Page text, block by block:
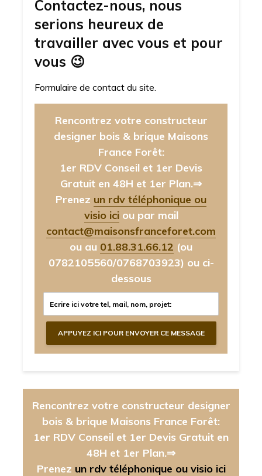
Contactez-nous, nous
serions heureux de
travailler avec vous et pour
vous 😉
Formulaire de contact du site.
Rencontrez votre constructeur
designer bois & brique Maisons
France Forêt:
1er RDV Conseil et 1er Devis
Gratuit en 48H et 1er Plan.⇒
Prenez un rdv téléphonique ou
visio iciou par mail
contact@maisonsfranceforet.com
ou au 01.88.31.66.12 (ou
0782105560/0768703923) ou ci-
dessous
Rencontrez votre constructeur designer
bois & brique Maisons France Forêt:
1er RDV Conseil et 1er Devis Gratuit en
48H et 1er Plan.⇒
Prenez un rdv téléphonique ou visio ici